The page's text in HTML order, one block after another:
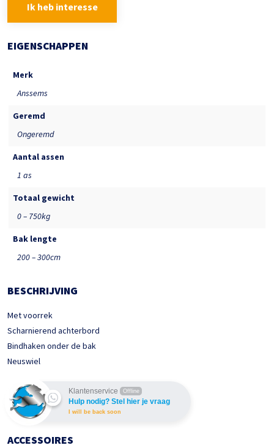
Ik heb interesse
EIGENSCHAPPEN
Merk
Anssems
Geremd
Ongeremd
Aantal assen
1 as
Totaal gewicht
0 – 750kg
Bak lengte
200 – 300cm
BESCHRIJVING
Met voorrek
Scharnierend achterbord
Bindhaken onder de bak
Neuswiel
Klantenservice Offline
Hulp nodig? Stel hier je vraag
I will be back soon
ACCESSOIRES